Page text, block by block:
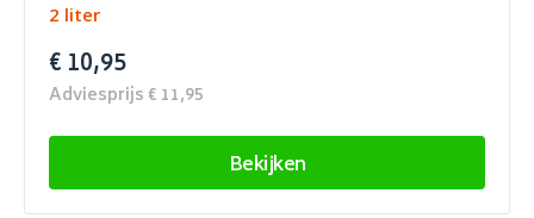
2 liter
€ 10,95
Adviesprijs € 11,95
Bekijken